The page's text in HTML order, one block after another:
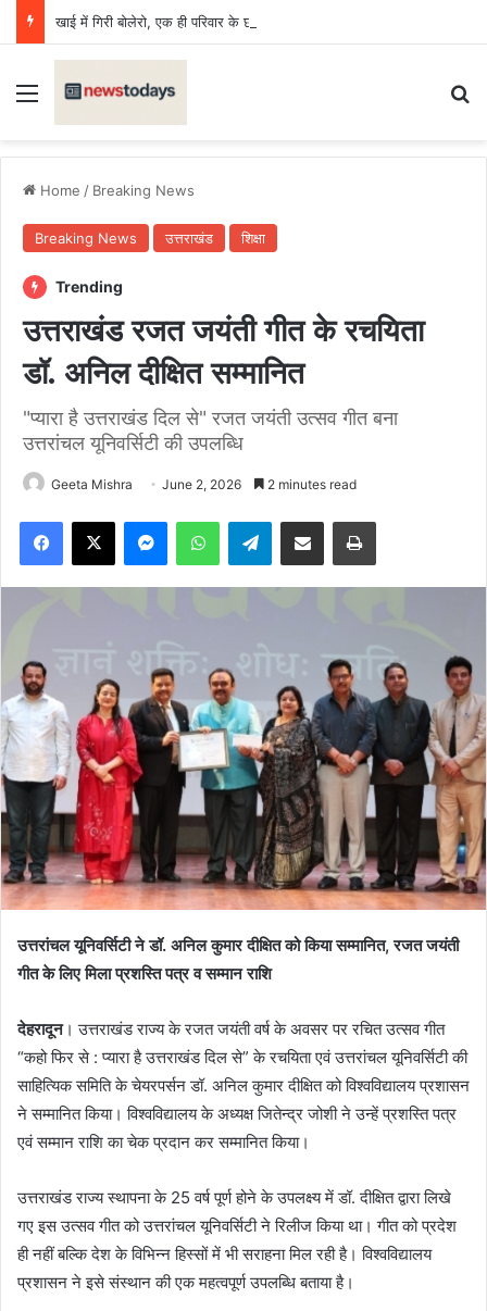
खाई में गिरी बोलेरो, एक ही परिवार के छह की मौत, एक किशोर घायल
Menu
Home / Breaking News
Breaking News उत्तराखंड शिक्षा
Trending
उत्तराखंड रजत जयंती गीत के रचयिता
डॉ. अनिल दीक्षित सम्मानित
"प्यारा है उत्तराखंड दिल से" रजत जयंती उत्सव गीत बना
उत्तरांचल यूनिवर्सिटी की उपलब्धि
Geeta Mishra June 2, 2026 2 minutes read
Facebook
X MessengerWhatsAppTelegramShare via Email Print
उत्तरांचल यूनिवर्सिटी ने डॉ. अनिल कुमार दीक्षित को किया सम्मानित, रजत जयंती
गीत के लिए मिला प्रशस्ति पत्र व सम्मान राशि
देहरादून। उत्तराखंड राज्य के रजत जयंती वर्ष के अवसर पर रचित उत्सव गीत
“कहो फिर से : प्यारा है उत्तराखंड दिल से” के रचयिता एवं उत्तरांचल यूनिवर्सिटी की
साहित्यिक समिति के चेयरपर्सन डॉ. अनिल कुमार दीक्षित को विश्वविद्यालय प्रशासन
ने सम्मानित किया। विश्वविद्यालय के अध्यक्ष जितेन्द्र जोशी ने उन्हें प्रशस्ति पत्र
एवं सम्मान राशि का चेक प्रदान कर सम्मानित किया।
उत्तराखंड राज्य स्थापना के 25 वर्ष पूर्ण होने के उपलक्ष्य में डॉ. दीक्षित द्वारा लिखे
गए इस उत्सव गीत को उत्तरांचल यूनिवर्सिटी ने रिलीज किया था। गीत को प्रदेश
ही नहीं बल्कि देश के विभिन्न हिस्सों में भी सराहना मिल रही है। विश्वविद्यालय
प्रशासन ने इसे संस्थान की एक महत्वपूर्ण उपलब्धि बताया है।